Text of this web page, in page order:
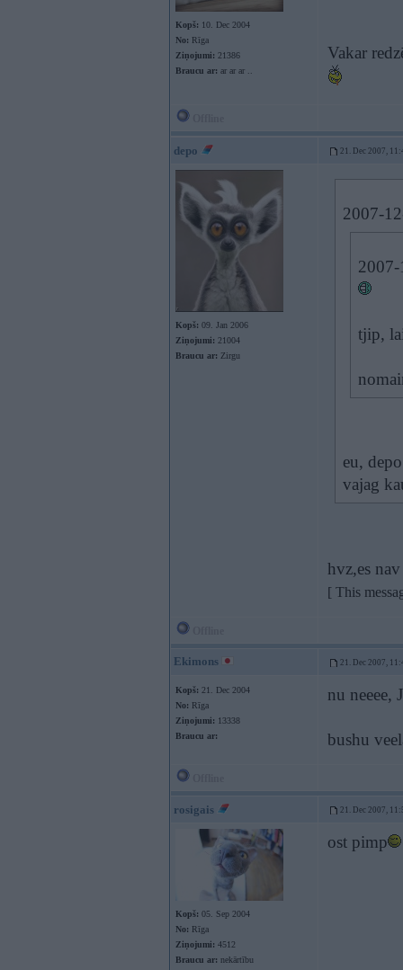
Kopš: 10. Dec 2004
No: Rīga
Ziņojumi: 21386
Braucu ar: ar ar ar ..
Vakar
depo 21. Dec 2007,
Kopš: 09. Jan 2006
Ziņojumi: 21004
Braucu ar: Zirgu
2007-
tjip,
eu,
vajag
hvz,es
[ This
Ekimons 21. Dec 2007,
Kopš: 21. Dec 2004
No: Rīga
Ziņojumi: 13338
Braucu ar:
nu neeee,
bushu
rosigais 21. Dec 2007,
Kopš: 05. Sep 2004
No: Rīga
Ziņojumi: 4512
Braucu ar: nekārtību
ost pimp